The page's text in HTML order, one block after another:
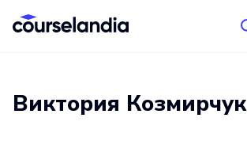
Виктория Козмирчук